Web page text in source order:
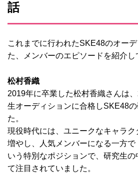
話
これまでに行われたSKE48のオー
た、メンバーのエピソードを紹介し
松村香織
2019年に卒業した松村香織さんは
生オーディションに合格しSKE48
た。
現役時代には、ユニークなキャラ
増やし、人気メンバーになる一方で
いう特別なポジションで、研究生
て注目されていました。